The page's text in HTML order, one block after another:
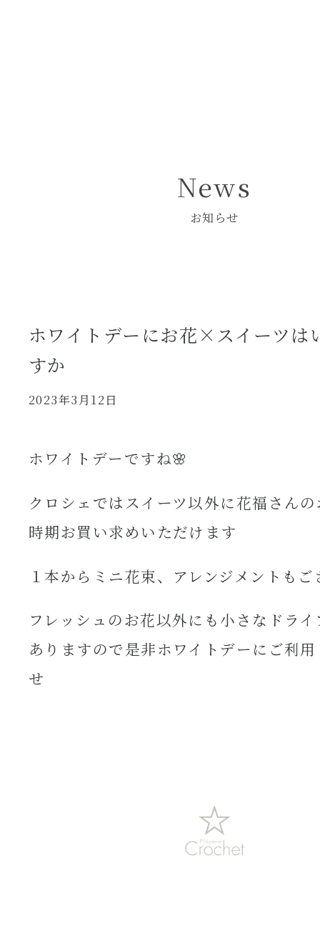
News
お知らせ
ホワイトデーにお花×スイーツは
すか
2023年3月12日
ホワイトデーですね🌸
クロシェではスイーツ以外に花福さん
時期お買い求めいただけます
１本からミニ花束、アレンジメントも
フレッシュのお花以外にも小さなドラ
ありますので是非ホワイトデーにご利
せ